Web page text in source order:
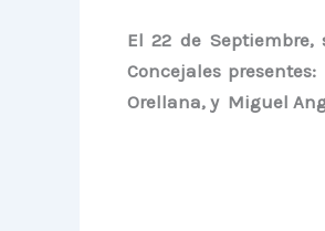
El 22 de
Concejales presentes:
Orellana, y Miguel